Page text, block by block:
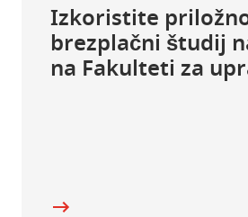
Izkoristite
brezplačni študij
na Fakulteti za